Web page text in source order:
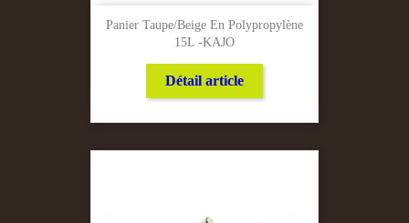
Panier Taupe/Beige En Polypropylène
15L -KAJO
Détail article